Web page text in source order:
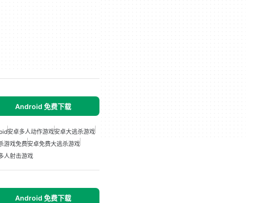
Android 免费下载
安卓多人动作游戏安卓大逃杀游戏
游戏免费安卓免费大逃杀游戏
人射击游戏
Android 免费下载